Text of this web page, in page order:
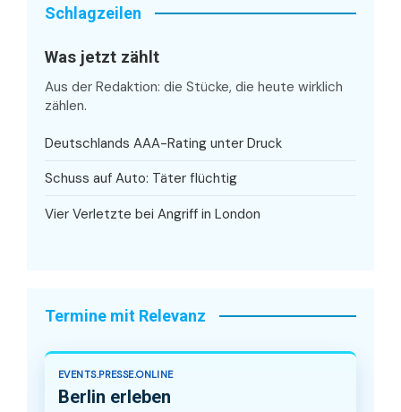
Schlagzeilen
Was jetzt zählt
Aus der Redaktion: die Stücke, die heute wirklich
zählen.
Deutschlands AAA-Rating unter Druck
Schuss auf Auto: Täter flüchtig
Vier Verletzte bei Angriff in London
Termine mit Relevanz
EVENTS.PRESSE.ONLINE
Berlin erleben